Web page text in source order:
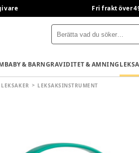
Fri frakt över
BABY & BARNGRAVIDITET & AMNING
LEKSAKSINSTRUMENT